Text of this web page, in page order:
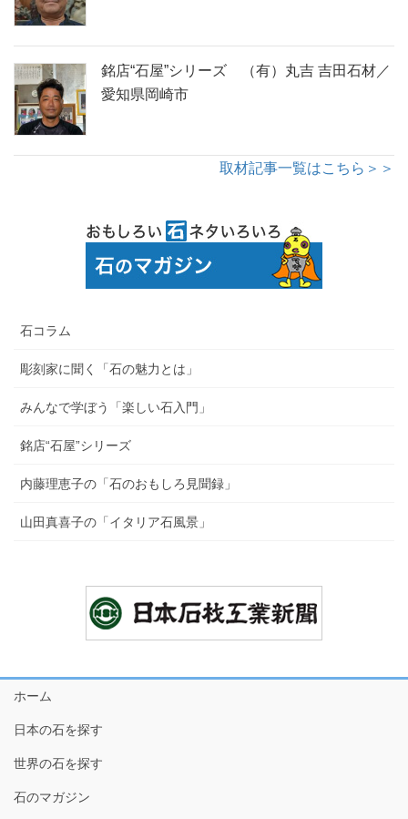
銘店“石屋”シリーズ （有）丸吉 吉田石材／
愛知県岡崎市
取材記事一覧はこちら＞＞
石コラム
彫刻家に聞く「石の魅力とは」
みんなで学ぼう「楽しい石入門」
銘店“石屋”シリーズ
内藤理恵子の「石のおもしろ見聞録」
山田真喜子の「イタリア石風景」
ホーム
日本の石を探す
世界の石を探す
石のマガジン